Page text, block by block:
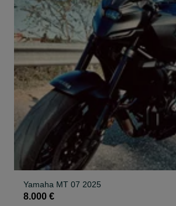
Yamaha MT 07 2025
8.000 €